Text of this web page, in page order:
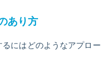
あり方
にはどのようなアプロー